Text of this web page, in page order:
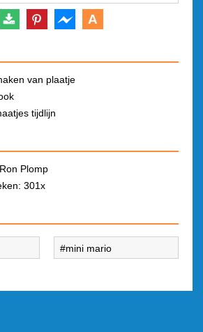
A
van plaatje
tijdlijn
Ron Plomp
301x
mini mario